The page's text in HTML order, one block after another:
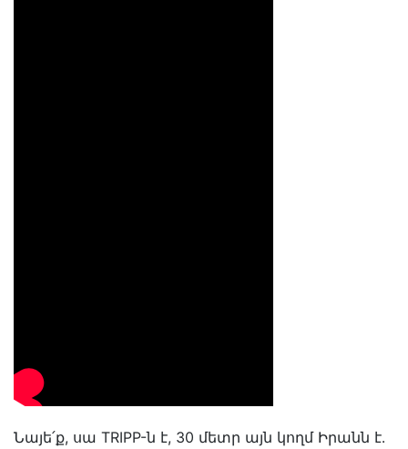
Նայե՛ք, սա TRIPP-ն է, 30 մետր այն կողմ Իրանն է․